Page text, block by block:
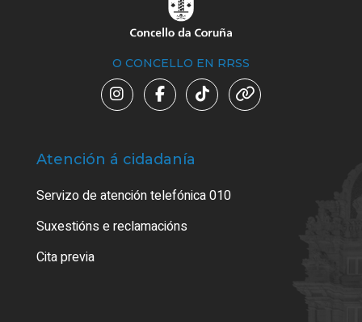
O CONCELLO EN RRSS
Atención á cidadanía
Servizo de atención telefónica 010
Suxestións e reclamacións
Cita previa